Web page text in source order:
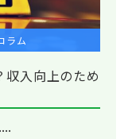
ラム
入向上のため